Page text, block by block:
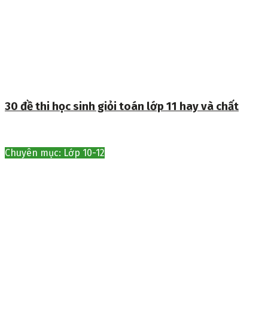
30 đề thi học sinh giỏi toán lớp 11 hay và chất
Chuyên mục: Lớp 10-12